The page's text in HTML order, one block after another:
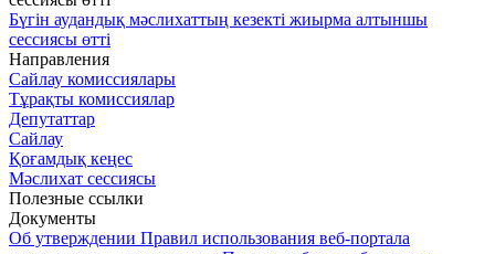
Бүгін аудандық мәслихаттың кезекті жиырма алтыншы
сессиясы өтті
Направления
Сайлау комиссиялары
Тұрақты комиссиялар
Депутаттар
Сайлау
Қоғамдық кеңес
Мәслихат сессиясы
Полезные ссылки
Документы
Об утверждении Правил использования веб-портала